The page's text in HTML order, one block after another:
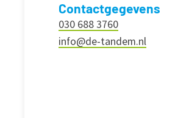
Contactgegevens
030 688 3760
info@de-tandem.nl